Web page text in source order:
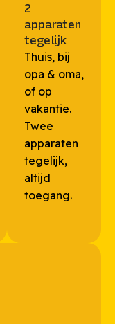
2
apparaten
tegelijk
Thuis, bij
opa & oma,
of op
vakantie.
Twee
apparaten
tegelijk,
altijd
toegang.